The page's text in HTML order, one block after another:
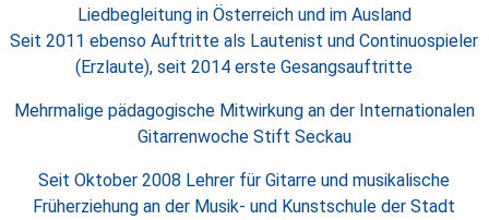
Liedbegleitung in Österreich und im Ausland
Seit 2011 ebenso Auftritte als Lautenist und Continuospieler
(Erzlaute), seit 2014 erste Gesangsauftritte
Mehrmalige pädagogische Mitwirkung an der Internationalen
Gitarrenwoche Stift Seckau
Seit Oktober 2008 Lehrer für Gitarre und musikalische
Früherziehung an der Musik- und Kunstschule der Stadt